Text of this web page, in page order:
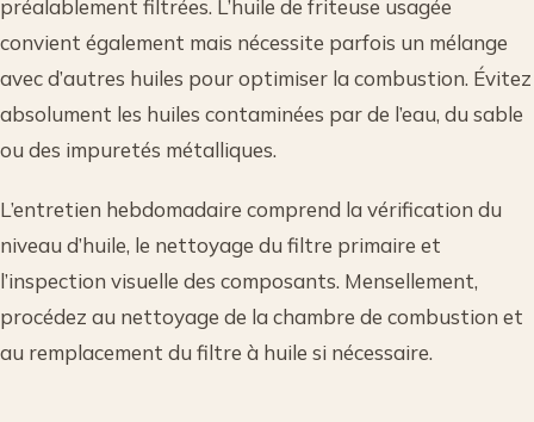
préalablement filtrées. L’huile de friteuse usagée
convient également mais nécessite parfois un mélange
avec d’autres huiles pour optimiser la combustion. Évitez
absolument les huiles contaminées par de l’eau, du sable
ou des impuretés métalliques.
L’entretien hebdomadaire comprend la vérification du
niveau d’huile, le nettoyage du filtre primaire et
l’inspection visuelle des composants. Mensellement,
procédez au nettoyage de la chambre de combustion et
au remplacement du filtre à huile si nécessaire.